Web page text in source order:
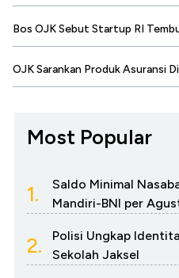
Bos OJK Sebut Startup RI
OJK Sarankan Produk Asuransi
Most Popular
1.
Saldo Minimal
Mandiri-BNI per
2.
Polisi Ungkap
Sekolah Jaksel